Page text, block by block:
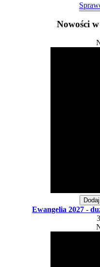
Nowości
Ewangelia 2027 -